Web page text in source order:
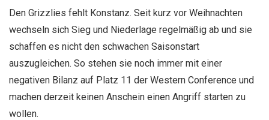
Den Grizzlies fehlt Konstanz. Seit kurz vor Weihnachten
wechseln sich Sieg und Niederlage regelmäßig ab und sie
schaffen es nicht den schwachen Saisonstart
auszugleichen. So stehen sie noch immer mit einer
negativen Bilanz auf Platz 11 der Western Conference und
machen derzeit keinen Anschein einen Angriff starten zu
wollen.